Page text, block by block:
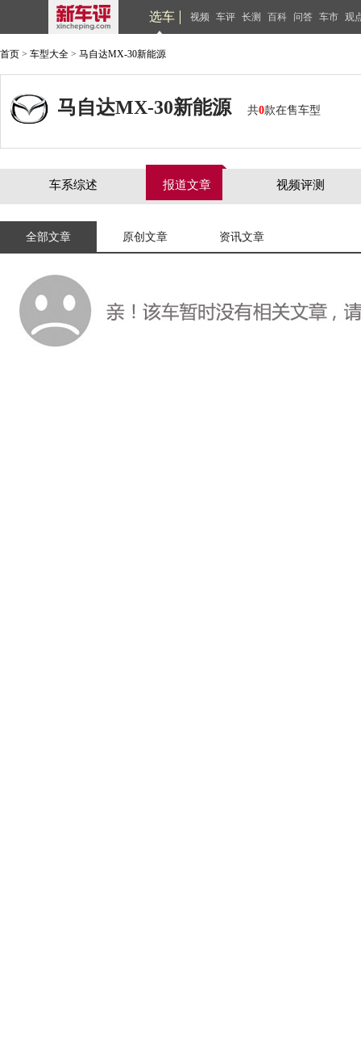
选车 视频 车评 长测 百科 问答 车市 观
首页 > 车型大全 > 马自达MX-30新能源
马自达MX-30新能源 共0款在售车型
车系综述 报道文章 视频评测
全部文章 原创文章 资讯文章